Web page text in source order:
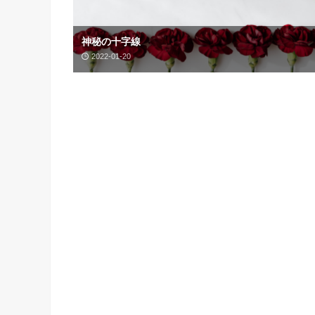
神秘の十字線
2022-01-20